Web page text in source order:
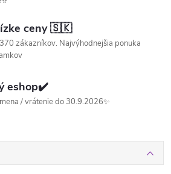
ceny 🇸🇰
zákazníkov. Najvýhodnejšia ponuka
eshop✔️
/ vrátenie do 30.9.2026✨